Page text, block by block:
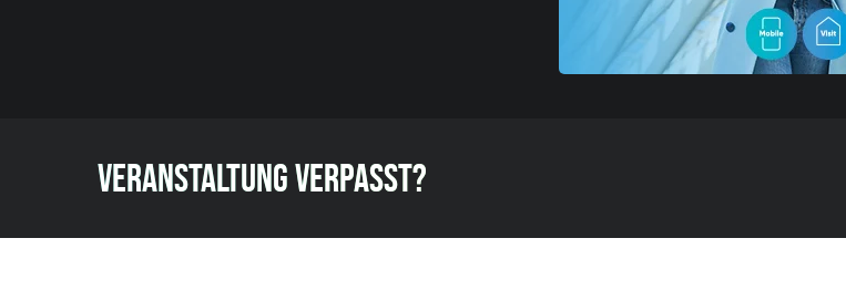
VERANSTALTUNG VERPASST?